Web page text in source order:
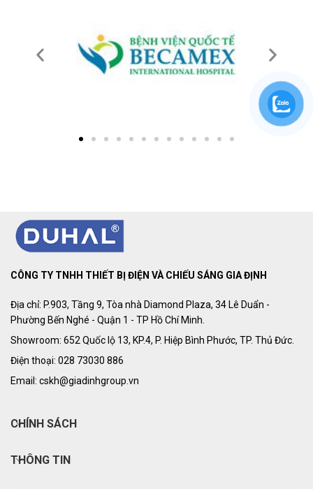
CÔNG TY TNHH THIẾT BỊ ĐIỆN VÀ CHIẾU SÁNG GIA ĐỊNH
Địa chỉ: P.903, Tầng 9, Tòa nhà Diamond Plaza, 34 Lê Duẩn -
Phường Bến Nghé - Quận 1 - TP Hồ Chí Minh.
Showroom: 652 Quốc lộ 13, KP.4, P. Hiệp Bình Phước, TP. Thủ Đức.
Điện thoại: 028 73030 886
Email: cskh@giadinhgroup.vn
CHÍNH SÁCH
THÔNG TIN